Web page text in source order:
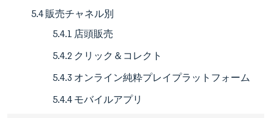
5.4 販売チャネル別
5.4.1 店頭販売
5.4.2 クリック＆コレクト
5.4.3 オンライン純粋プレイプラットフォーム
5.4.4 モバイルアプリ